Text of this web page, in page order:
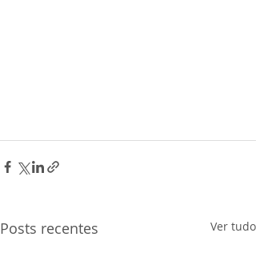
Posts recentes Ver tudo